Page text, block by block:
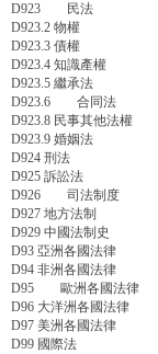
D923 民法
D923.2 物權
D923.3 債權
D923.4 知識產權
D923.5 繼承法
D923.6 合同法
D923.8 民事其他法權
D923.9 婚姻法
D924 刑法
D925 訴訟法
D926 司法制度
D927 地方法制
D929 中國法制史
D93 亞洲各國法律
D94 非洲各國法律
D95 歐洲各國法律
D96 大洋洲各國法律
D97 美洲各國法律
D99 國際法